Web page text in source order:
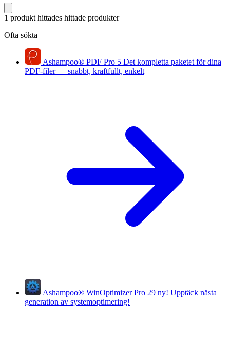
1 produkt hittades hittade produkter
Ofta sökta
Ashampoo® PDF Pro 5 Det kompletta paketet för dina
PDF-filer — snabbt, kraftfullt, enkelt
Ashampoo® WinOptimizer Pro 29 ny! Upptäck nästa
generation av systemoptimering!